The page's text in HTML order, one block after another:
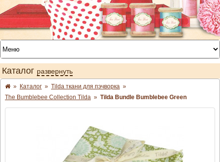
Каталог развернуть
» Каталог » Tilda ткани для пэчворка »
The Bumblebee Collection Tilda » Tilda Bundle Bumblebee Green